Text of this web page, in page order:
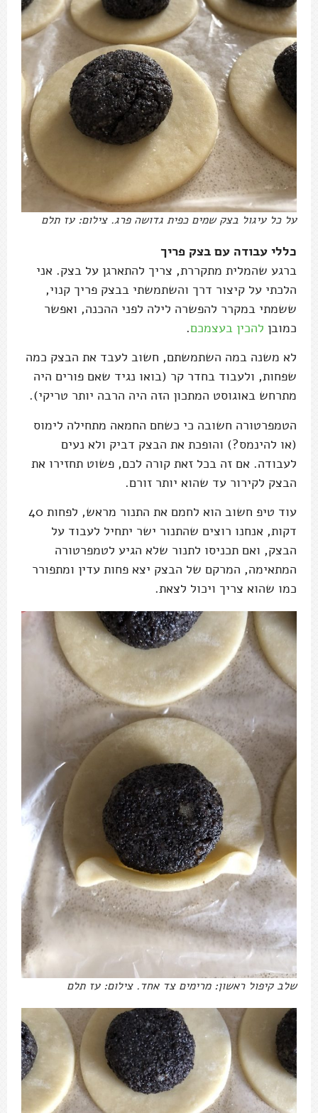
על כל עיגול בצק שמים כפית גדושה פרג. צילום: עז תלם
כללי עבודה עם בצק פריך
ברגע שהמלית מתקררת, צריך להתארגן על בצק. אני
הלכתי על קיצור דרך והשתמשתי בבצק פריך קנוי,
ששמתי במקרר להפשרה לילה לפני ההכנה, ואפשר
כמובן להכין בעצמכם.
לא משנה במה השתמשתם, חשוב לעבד את הבצק כמה
שפחות, ולעבוד בחדר קר (בואו נגיד שאם פורים היה
מתרחש באוגוסט המתכון הזה היה הרבה יותר טריקי).
הטמפרטורה חשובה כי כשחם החמאה מתחילה לימוס
(או להינמס?) והופכת את הבצק דביק ולא נעים
לעבודה. אם זה בכל זאת קורה לכם, פשוט תחזירו את
הבצק לקירור עד שהוא יותר זורם.
עוד טיפ חשוב הוא לחמם את התנור מראש, לפחות 40
דקות, אנחנו רוצים שהתנור ישר יתחיל לעבוד על
הבצק, ואם תכניסו לתנור שלא הגיע לטמפרטורה
המתאימה, המרקם של הבצק יצא פחות עדין ומתפורר
כמו שהוא צריך ויכול לצאת.
שלב קיפול ראשון: מרימים צד אחד. צילום: עז תלם